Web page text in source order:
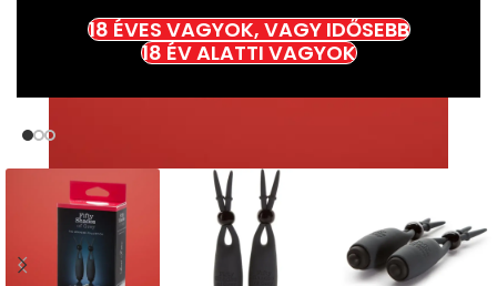
18 ÉVES VAGYOK, VAGY IDŐSEBB
18 ÉV ALATTI VAGYOK